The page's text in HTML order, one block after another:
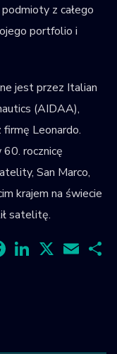
z całego
portfolio i
jest przez Italian
(AIDAA),
firmę Leonardo.
rocznicę
San Marco,
krajem na świecie
satelitę.